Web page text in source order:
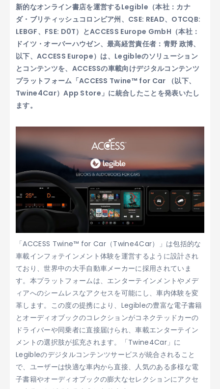
新的なオンライン書店を運営するLegible （本社：カナ
ダ・ブリティッシュコロンビア州、CSE: READ、OTCQB:
LEBGF、FSE: D0T）とACCESS Europe GmbH（本社：
ドイツ・オーバーハウゼン、最高経営責任者：青野 政博、
以下、ACCESS Europe）は、Legibleのソリューション
とコンテンツを、ACCESSの車載向けデジタルコンテンツ
プラットフォーム「ACCESS Twine™ for Car （以下、
Twine4Car）App Store」に統合したことを発表いたし
ます。
「ACCESS Twine™ for Car（Twine4Car）」は包括的な
車載インフォテインメント体験を運営するように設計され
ており、世界中の大手自動車メーカーに採用されていま
す。本プラットフォームは、エンターテインメントやメデ
ィアへのシームレスなアクセスを可能にし、車内体験を変
革します。この度の提携により、Legibleの豊富な電子書籍
とオーディオブックのコレクションがコネクテッドカーの
ドライバーや同乗者に直接届けられ、車載エンターテイン
メントの選択肢が拡充されます。「Twine4Car」に
Legibleのデジタルコンテンツサービスが統合されること
で、ユーザーは快適な車内から直接、人気のある多様な電
子書籍やオーディオブックの膨大なセレクションにアクセ